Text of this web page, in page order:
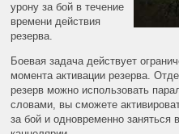
урону за бой в течение
времени действия
резерва.
Боевая задача действует
момента активации резерва.
резерв можно использовать
словами, вы сможете
за бой и одновременно заняться